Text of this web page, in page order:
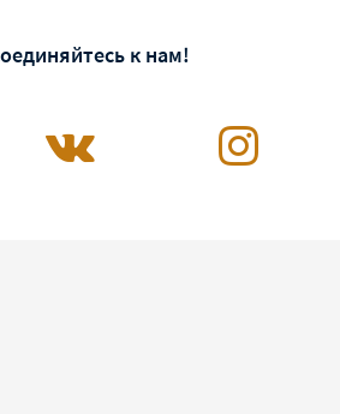
к нам!